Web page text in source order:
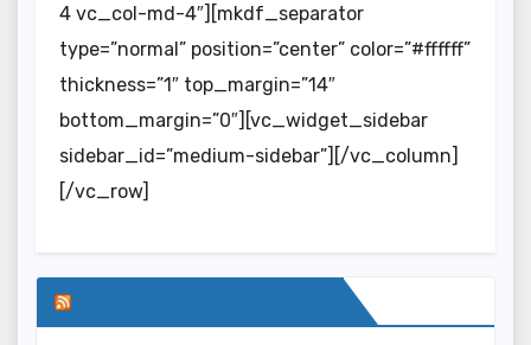
4 vc_col-md-4″][mkdf_separator
type=”normal” position=”center” color=”#ffffff”
thickness=”1″ top_margin=”14″
bottom_margin=”0″][vc_widget_sidebar
sidebar_id=”medium-sidebar”][/vc_column]
[/vc_row]